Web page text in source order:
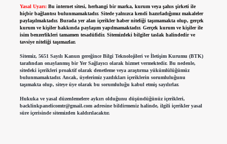
Yasal Uyarı: Bu internet sitesi, herhangi bir marka, kurum veya şahıs şirketi ile
hiçbir bağlantısı bulunmamaktadır. Sitede yalnızca kendi hazırladığımız makaleler
paylaşılmaktadır. Burada yer alan içerikler haber niteliği taşımamakta olup, gerçek
kurum ve kişiler hakkında paylaşım yapılmamaktadır. Gerçek kurum ve kişiler ile
isim benzerlikleri tamamen tesadüfidir. Sitemizdeki bilgiler taslak halindedir ve
tavsiye niteliği taşımazlar.
Sitemiz, 5651 Sayılı Kanun gereğince Bilgi Teknolojileri ve İletişim Kurumu (BTK)
tarafından onaylanmış bir Yer Sağlayıcı olarak hizmet vermektedir. Bu nedenle,
sitedeki içerikleri proaktif olarak denetleme veya araştırma yükümlülüğümüz
bulunmamaktadır. Ancak, üyelerimiz yazdıkları içeriklerin sorumluluğunu
taşımakta olup, siteye üye olarak bu sorumluluğu kabul etmiş sayılırlar.
Hukuka ve yasal düzenlemelere aykırı olduğunu düşündüğünüz içerikleri,
backlinkpanelicomtr@gmail.comadresine bildirmeniz halinde, ilgili içerikler yasal
süre içerisinde sitemizden kaldırılacaktır.